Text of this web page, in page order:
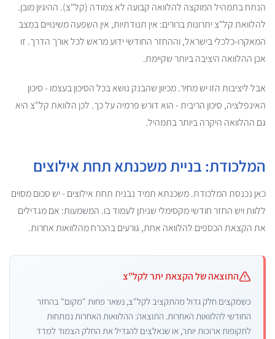
הנתח בתמהיל המוקצה להלוואה קבועה לא צמודה (קל"צ). ההיגיון מובן.
להלוואת קל"צ יתרונות ברורים: אין תנודתיות, אין השפעה משינויים במצב
המאקרו-כלכלי בישראל, וההחזר החודשי ידוע מראש לכל אורך הדרך. זו
אכן ההלוואה היציבה ביותר שקיימת.
אבל ליציבות הזו יש מחיר. מכיוון שהבנק נושא בכל הסיכון בעצמו - סיכון
האינפלציה, סיכון הריבית - הוא דורש פרמיה על כך. לכן הלוואת קל"צ היא
גם ההלוואה היקרה ביותר בתמהיל.
המלכודת: בניית משכנתא תחת אילוצים
כאן נכנסת המלכודת. משכנתא תמיד נבנית תחת אילוצים - יש סכום מסוים
ללוות ויש החזר חודשי מקסימלי שניתן לעמוד בו. המשמעות: אם מגדילים
את הקצאת הכספים להלוואה אחת, גורעים בהכרח מהלוואות אחרות.
התוצאה של הקצאת יתר לקל"צ
כשמקצים חלק גדול מהתקציב לקל"צ, נשאר פחות "מקום" בהחזר
החודשי להלוואות האחרות. התוצאה: ההלוואות האחרות נמתחות
לתקופות ארוכות יותר, או שנאלצים להגדיל את החלק הצמוד למדד